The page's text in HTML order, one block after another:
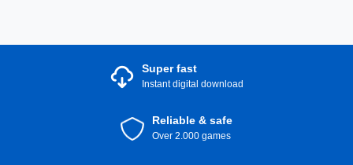
Super fast
Instant digital download
Reliable & safe
Over 2.000 games